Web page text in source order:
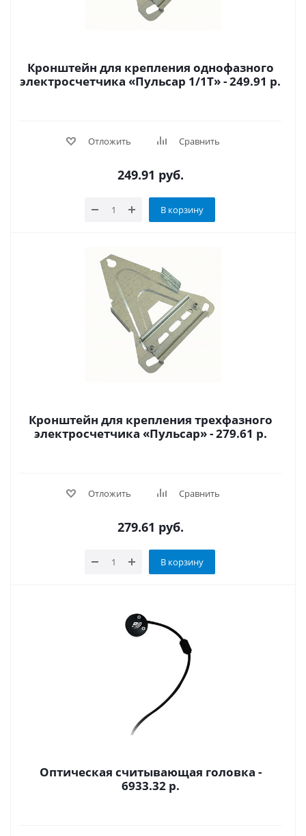
Кронштейн для крепления однофазного
электросчетчика «Пульсар 1/1Т» - 249.91 р.
Отложить Сравнить
249.91 руб.
В корзину
Кронштейн для крепления трехфазного
электросчетчика «Пульсар» - 279.61 р.
Отложить Сравнить
279.61 руб.
В корзину
Оптическая считывающая головка -
6933.32 р.